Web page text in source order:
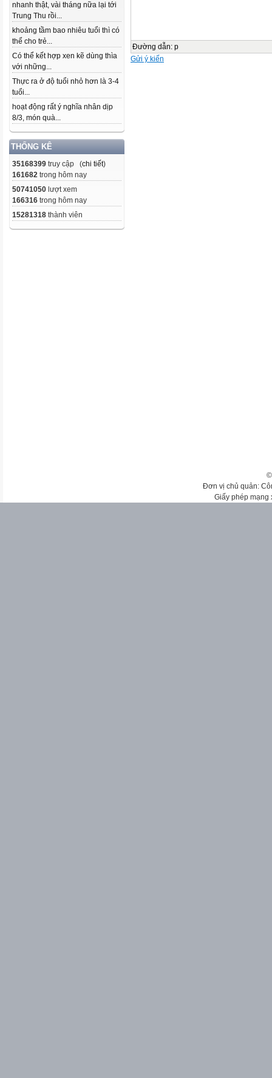
nhanh thật, vài tháng nữa lại tới
Trung Thu rồi...
khoảng tầm bao nhiêu tuổi thì có
thể cho trẻ...
Có thể kết hợp xen kẽ dùng thìa
với những...
Thực ra ở độ tuổi nhỏ hơn là 3-4
tuổi...
hoạt động rất ý nghĩa nhân dịp
8/3, món quà...
THỐNG KÊ
35168399 truy cập (chi tiết)
161682 trong hôm nay
50741050 lượt xem
166316 trong hôm nay
15281318 thành viên
Đường dẫn: p
Gửi ý kiến
Đơn vị chủ quản:
Giấy phép mạng